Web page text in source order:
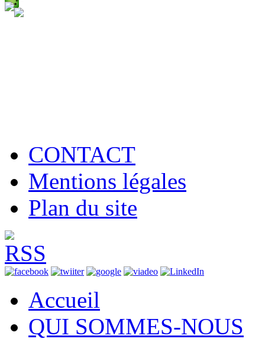
CONTACT
Mentions légales
Plan du site
Accueil
QUI SOMMES-NOUS